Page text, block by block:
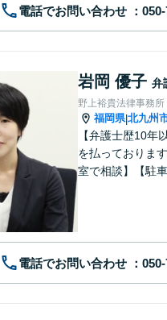
電話でお問い合わせ
岩岡 優子 弁
野上裕貴法律事務所
福岡県|北九州
【弁護士歴10
を払っておりま
室で相談】【駐車
電話でお問い合わせ